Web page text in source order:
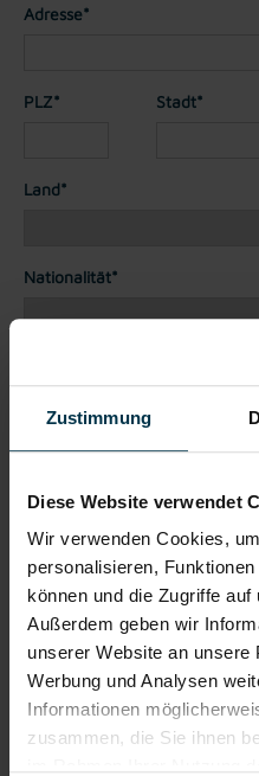
Zustimmung
Diese Website verwendet
Wir verwenden Cookies,
personalisieren,
können und die Zugriffe
Außerdem geben wir
unserer Website an unsere
Werbung und Analysen
Informationen
zusammen, die Sie ihnen
Adresse*
PLZ* Stadt*
Land*
Nationalität*
Dateianhänge (max. 30MB
Bewerbungsschreiben
Empfehlungschreiben /